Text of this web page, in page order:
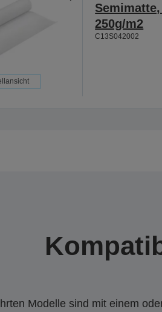
250g/m2
C13S042002
Modelle sind mit einem